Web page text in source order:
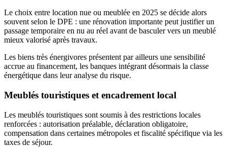
Le choix entre location nue ou meublée en 2025 se décide alors
souvent selon le DPE : une rénovation importante peut justifier un
passage temporaire en nu au réel avant de basculer vers un meublé
mieux valorisé après travaux.
Les biens très énergivores présentent par ailleurs une sensibilité
accrue au financement, les banques intégrant désormais la classe
énergétique dans leur analyse du risque.
Meublés touristiques et encadrement local
Les meublés touristiques sont soumis à des restrictions locales
renforcées : autorisation préalable, déclaration obligatoire,
compensation dans certaines métropoles et fiscalité spécifique via les
taxes de séjour.